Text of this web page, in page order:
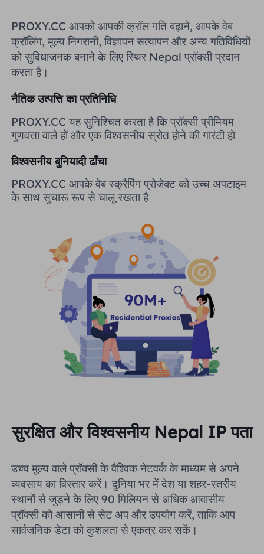
यूनाइटेड किंगडम
ब्राज़िल
Русский
Português
PROXY.CC आपको आपकी क्रॉल गति बढ़ाने, आपके वेब
क्रॉलिंग, मूल्य निगरानी, ​​विज्ञापन सत्यापन और अन्य गतिविधियों
को सुविधाजनक बनाने के लिए स्थिर Nepal प्रॉक्सी प्रदान
करता है।
नैतिक उत्पत्ति का प्रतिनिधि
PROXY.CC यह सुनिश्चित करता है कि प्रॉक्सी प्रीमियम
गुणवत्ता वाले हों और एक विश्वसनीय स्रोत होने की गारंटी हो
विश्वसनीय बुनियादी ढाँचा
PROXY.CC आपके वेब स्क्रैपिंग प्रोजेक्ट को उच्च अपटाइम
के साथ सुचारू रूप से चालू रखता है
सुरक्षित और विश्वसनीय Nepal IP पता
उच्च मूल्य वाले प्रॉक्सी के वैश्विक नेटवर्क के माध्यम से अपने
व्यवसाय का विस्तार करें। दुनिया भर में देश या शहर-स्तरीय
स्थानों से जुड़ने के लिए 90 मिलियन से अधिक आवासीय
प्रॉक्सी को आसानी से सेट अप और उपयोग करें, ताकि आप
सार्वजनिक डेटा को कुशलता से एकत्र कर सकें।